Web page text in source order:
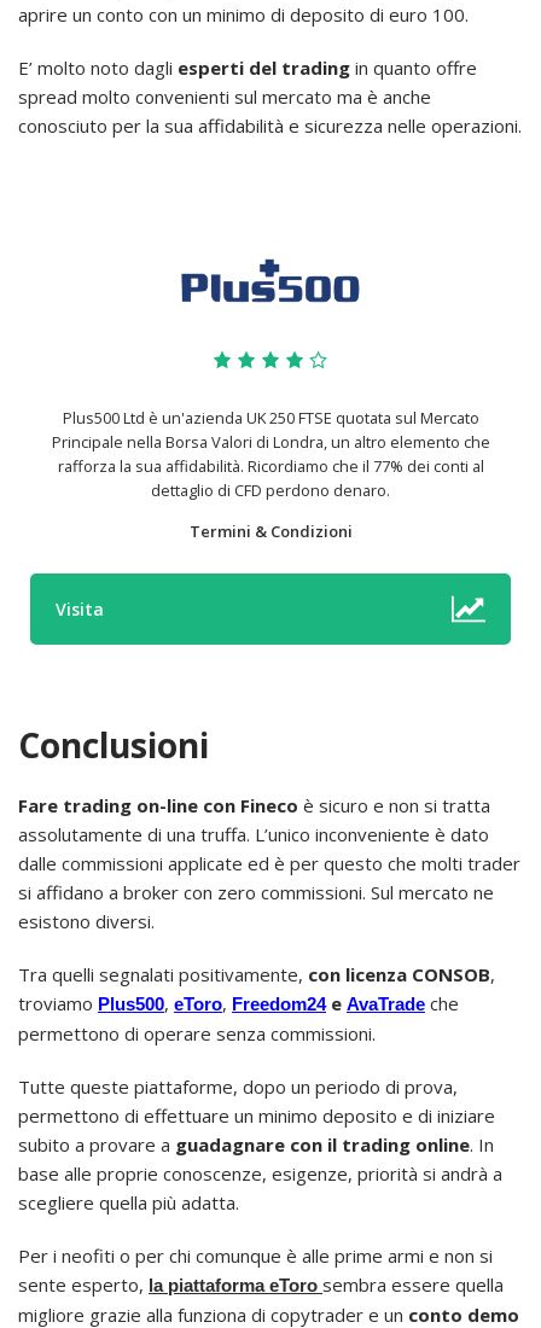
aprire un conto con un minimo di deposito di euro 100.
E’ molto noto dagli esperti del trading in quanto offre
spread molto convenienti sul mercato ma è anche
conosciuto per la sua affidabilità e sicurezza nelle operazioni.
Plus500 Ltd è un'azienda UK 250 FTSE quotata sul Mercato
Principale nella Borsa Valori di Londra, un altro elemento che
rafforza la sua affidabilità. Ricordiamo che il 77% dei conti al
dettaglio di CFD perdono denaro.
Termini & Condizioni
Visita
Conclusioni
Fare trading on-line con Fineco è sicuro e non si tratta
assolutamente di una truffa. L’unico inconveniente è dato
dalle commissioni applicate ed è per questo che molti trader
si affidano a broker con zero commissioni. Sul mercato ne
esistono diversi.
Tra quelli segnalati positivamente, con licenza CONSOB,
troviamo Plus500, eToro, Freedom24e AvaTrade che
permettono di operare senza commissioni.
Tutte queste piattaforme, dopo un periodo di prova,
permettono di effettuare un minimo deposito e di iniziare
subito a provare a guadagnare con il trading online. In
base alle proprie conoscenze, esigenze, priorità si andrà a
scegliere quella più adatta.
Per i neofiti o per chi comunque è alle prime armi e non si
sente esperto, la piattaforma eToro sembra essere quella
migliore grazie alla funziona di copytrader e un conto demo